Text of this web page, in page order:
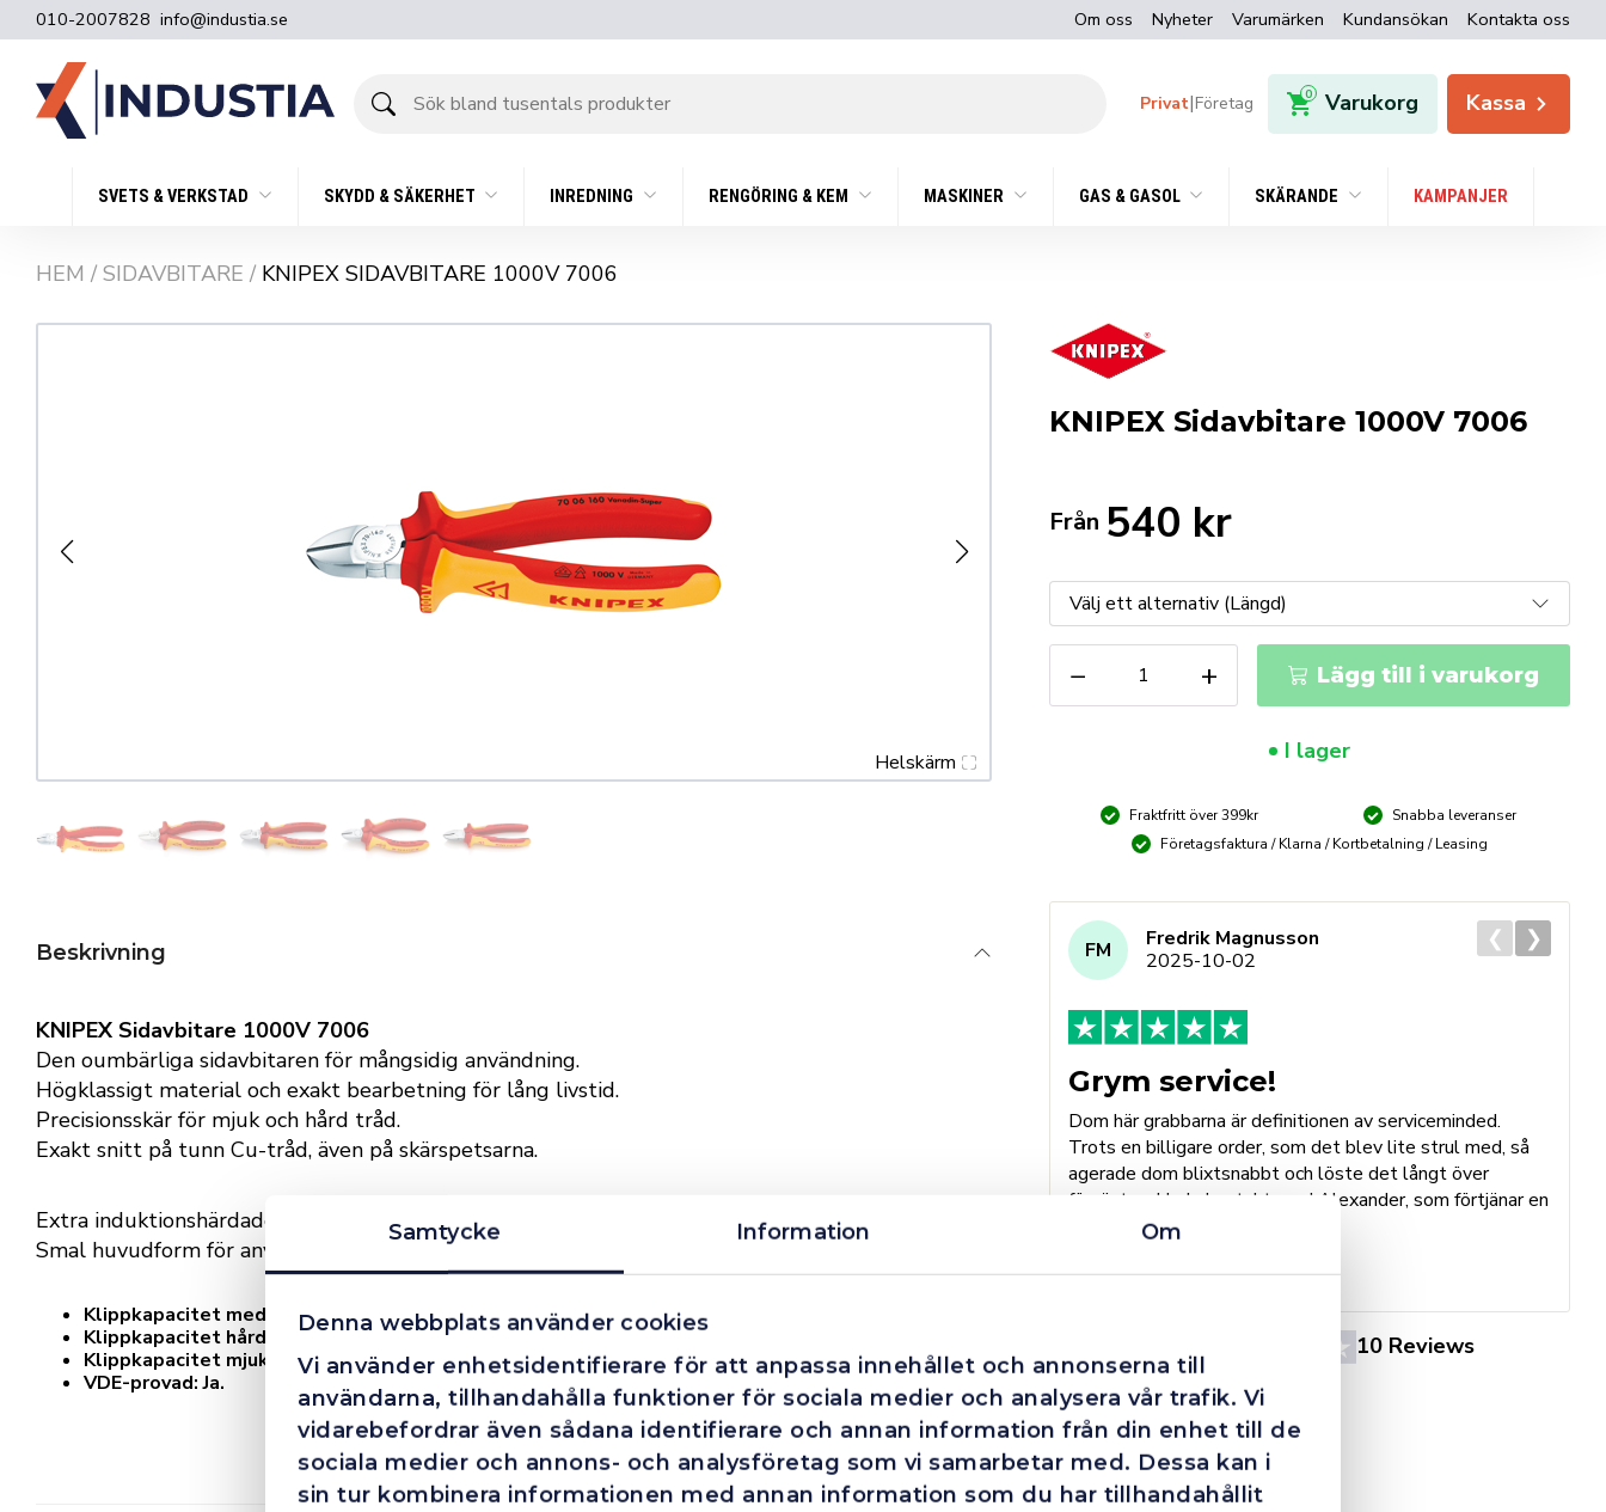
Samtycke Information Om
Denna webbplats använder cookies
Vi använder enhetsidentifierare för att anpassa innehållet och annonserna till
användarna, tillhandahålla funktioner för sociala medier och analysera vår trafik. Vi
vidarebefordrar även sådana identifierare och annan information från din enhet till de
sociala medier och annons- och analysföretag som vi samarbetar med. Dessa kan i
sin tur kombinera informationen med annan information som du har tillhandahållit
010-2007828 info@industia.se Om oss Nyheter Varumärken Kundansökan Kontakta oss
bland
Privat|Företag 0 Varukorg Kassa
SVETS & VERKSTAD SKYDD & SÄKERHET INREDNING RENGÖRING & KEM MASKINER GAS & GASOL SKÄRANDE KAMPANJER
HEM / SIDAVBITARE / KNIPEX SIDAVBITARE 1000V 7006
Helskärm
KNIPEX Sidavbitare 1000V 7006
Från 540 kr
−
Sidavbitare
1000V
+ Lägg till i varukorg
I lager
Fraktfritt över 399kr
Snabba leveranser
Företagsfaktura / Klarna / Kortbetalning / Leasing
10 Reviews
FM
Fredrik Magnusson
2025-10-02
Grym service!
Dom här grabbarna är definitionen av serviceminded.
Trots en billigare order, som det blev lite strul med, så
agerade dom blixtsnabbt och löste det långt över
förväntan. Hade kontakt med Alexander, som förtjänar en
extra guldstjärna.
❮ ❯
Beskrivning
KNIPEX Sidavbitare 1000V 7006
Den oumbärliga sidavbitaren för mångsidig användning.
Högklassigt material och exakt bearbetning för lång livstid.
Precisionsskär för mjuk och hård tråd.
Exakt snitt på tunn Cu-tråd, även på skärspetsarna.
Extra induktionshärdade skär, skärhårdhet ca 62 HRC.
Smal huvudform för användning i svårtillgängliga arbetsområden.
Klippkapacitet medelhård tråd (diameter): Ø 3,0mm.
Klippkapacitet hård tråd (diameter): Ø 2,5mm.
Klippkapacitet mjuk tråd (diameter): Ø 4,0mm.
VDE-provad: Ja.